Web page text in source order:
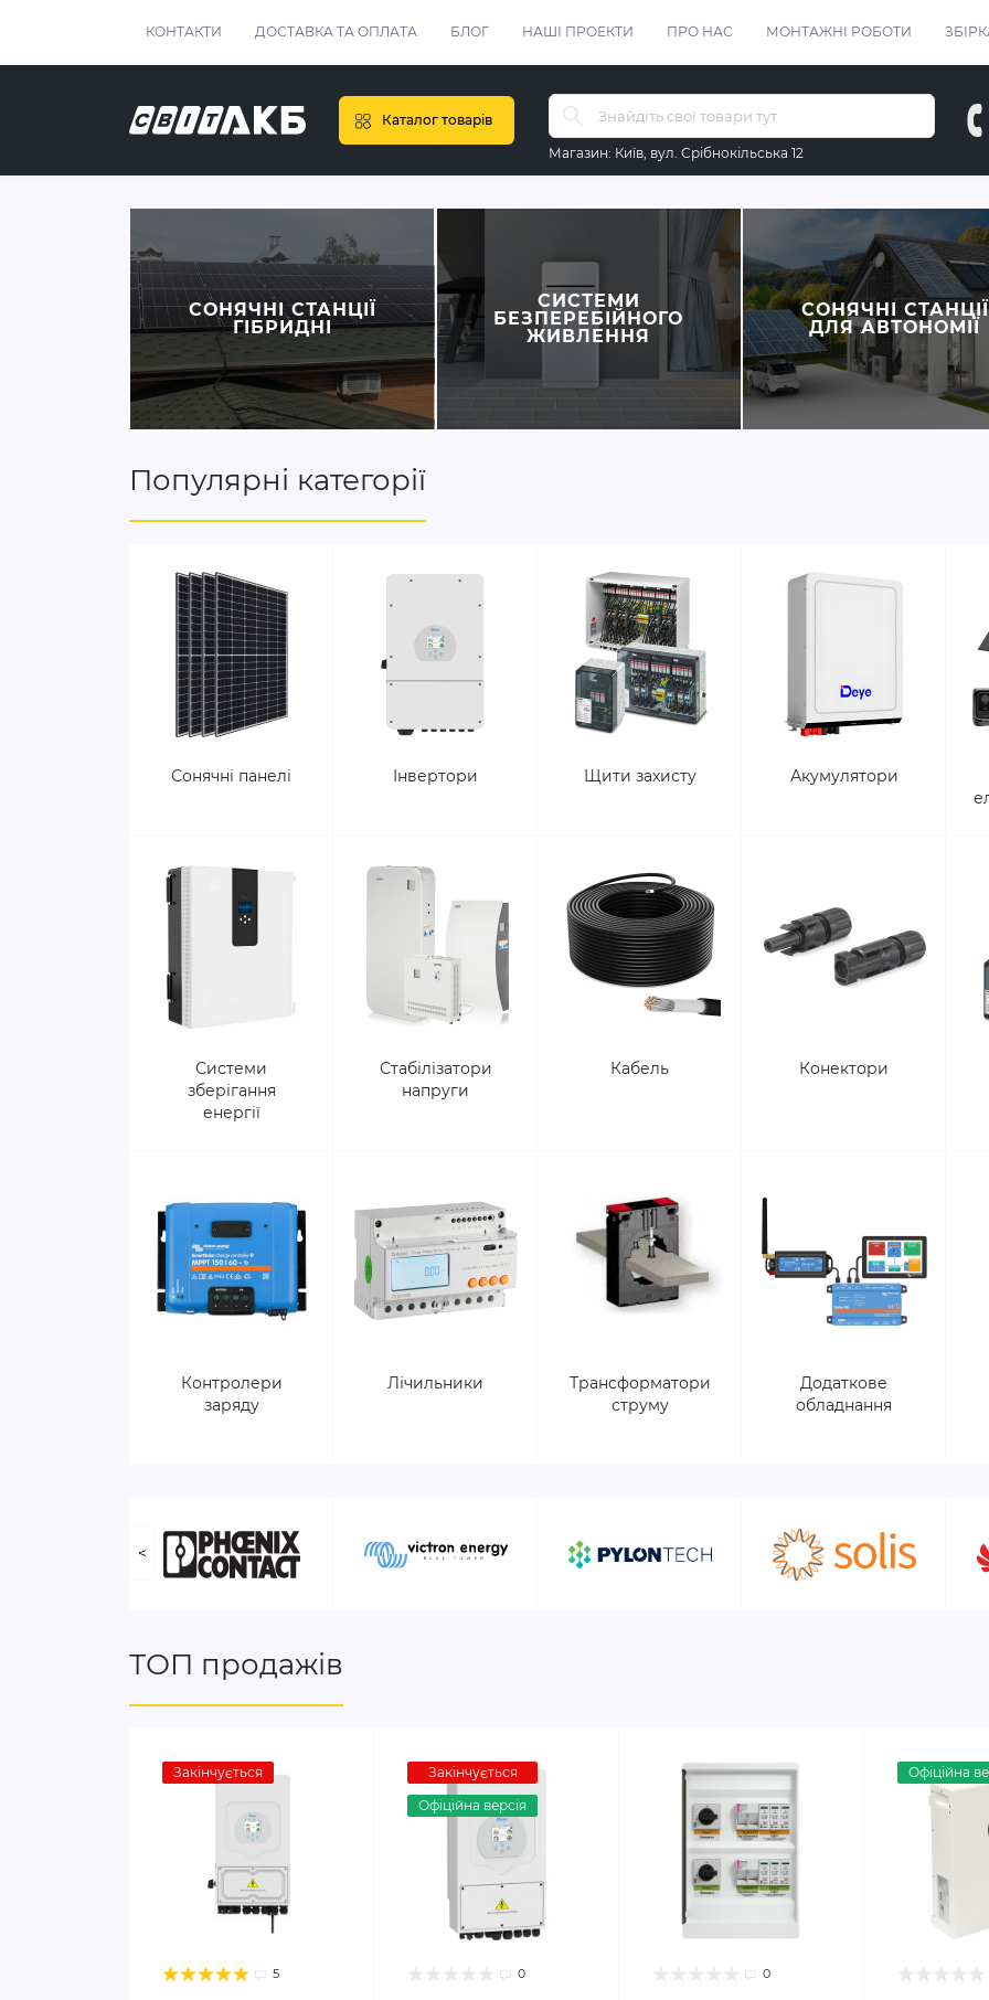
КОНТАКТИ ДОСТАВКА ТА ОПЛАТА БЛОГ НАШІ ПРОЕКТИ ПРО НАС МОНТАЖНІ РОБОТИ
Каталог товарів
Магазин: Київ, вул. Срібнокільська 12
СОНЯЧНІ СТАНЦІЇ
ГІБРИДНІ
СИСТЕМИ
БЕЗПЕРЕБІЙНОГО
ЖИВЛЕННЯ
СОНЯЧНІ СТАНЦІЇ
ДЛЯ АВТОНОМІЇ
Популярні категорії
Сонячні панелі Інвертори Щити захисту
Акумулятори
Системи
зберігання
енергії
Стабілізатори
напруги
Кабель Конектори
Контролери
заряду
Лічильники
Трансформатори
струму
Додаткове
обладнання
<
ТОП продажів
Закінчується
5
Закінчується
Офіційна версія
0 0
Офіційна